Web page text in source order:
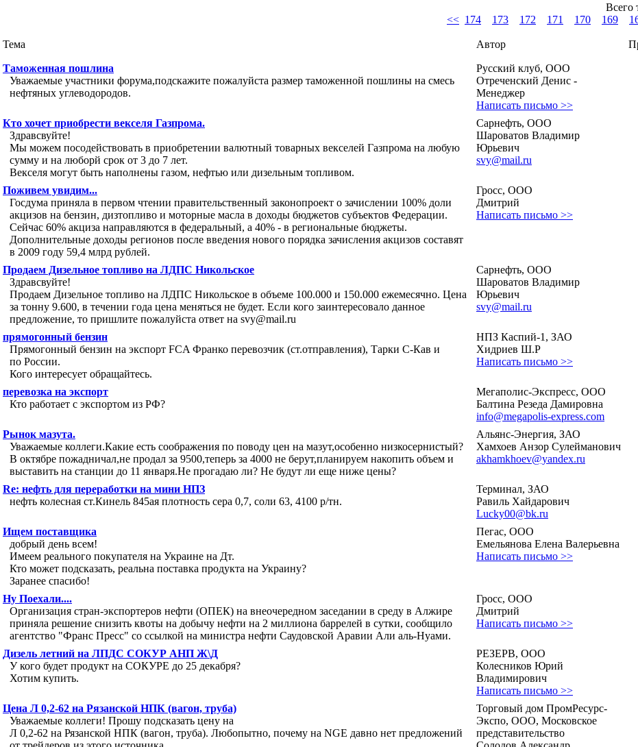
Всего
<< 174 173 172 171 170 169
Тема Автор
Таможенная пошлина
Уважаемые участники форума,подскажите пожалуйста размер таможенной пошлины на смесь
нефтяных углеводородов.
Русский клуб, ООО
Отреченский Денис -
Менеджер
Написать письмо >>
Кто хочет приобрести векселя Газпрома.
Здравсвуйте!
Мы можем посодействовать в приобретении валютный товарных векселей Газпрома на любую
сумму и на люборй срок от 3 до 7 лет.
Векселя могут быть наполнены газом, нефтью или дизельным топливом.
Сарнефть, ООО
Шароватов Владимир
Юрьевич
svy@mail.ru
Поживем увидим...
Госдума приняла в первом чтении правительственный законопроект о зачислении 100% доли
акцизов на бензин, дизтопливо и моторные масла в доходы бюджетов субъектов Федерации.
Сейчас 60% акциза направляются в федеральный, а 40% - в региональные бюджеты.
Дополнительные доходы регионов после введения нового порядка зачисления акцизов составят
в 2009 году 59,4 млрд рублей.
Гросс, ООО
Дмитрий
Написать письмо >>
Продаем Дизельное топливо на ЛДПС Никольское
Здравсвуйте!
Продаем Дизельное топливо на ЛДПС Никольское в объеме 100.000 и 150.000 ежемесячно. Цена
за тонну 9.600, в течении года цена меняться не будет. Если кого заинтересовало данное
предложение, то пришлите пожалуйста ответ на svy@mail.ru
Сарнефть, ООО
Шароватов Владимир
Юрьевич
svy@mail.ru
прямогонный бензин
Прямогонный бензин на экспорт FCA Франко перевозчик (ст.отправления), Тарки С-Кав и
по России.
Кого интересует обращайтесь.
НПЗ Каспий-1, ЗАО
Хидриев Ш.Р
Написать письмо >>
перевозка на экспорт
Кто работает с экспортом из РФ?
Мегаполис-Экспресс, ООО
Балтина Резеда Дамировна
info@megapolis-express.com
Рынок мазута.
Уважаемые коллеги.Какие есть соображения по поводу цен на мазут,особенно низкосернистый?
В октябре пожадничал,не продал за 9500,теперь за 4000 не берут,планируем накопить объем и
выставить на станции до 11 января.Не прогадаю ли? Не будут ли еще ниже цены?
Альянс-Энергия, ЗАО
Хамхоев Анзор Сулейманович
akhamkhoev@yandex.ru
Re: нефть для переработки на мини НПЗ
нефть колесная ст.Кинель 845ая плотность сера 0,7, соли 63, 4100 р/тн.
Терминал, ЗАО
Равиль Хайдарович
Lucky00@bk.ru
Ищем поставщика
добрый день всем!
Имеем реального покупателя на Украине на Дт.
Кто может подсказать, реальна поставка продукта на Украину?
Заранее спасибо!
Пегас, ООО
Емельянова Елена Валерьевна
Написать письмо >>
Ну Поехали....
Организация стран-экспортеров нефти (ОПЕК) на внеочередном заседании в среду в Алжире
приняла решение снизить квоты на добычу нефти на 2 миллиона баррелей в сутки, сообщило
агентство "Франс Пресс" со ссылкой на министра нефти Саудовской Аравии Али аль-Нуами.
Гросс, ООО
Дмитрий
Написать письмо >>
Дизель летний на ЛПДС СОКУР АНП Ж\Д
У кого будет продукт на СОКУРЕ до 25 декабря?
Хотим купить.
РЕЗЕРВ, ООО
Колесников Юрий
Владимирович
Написать письмо >>
Цена Л 0,2-62 на Рязанской НПК (вагон, труба)
Уважаемые коллеги! Прошу подсказать цену на
Л 0,2-62 на Рязанской НПК (вагон, труба). Любопытно, почему на NGE давно нет предложений
Торговый дом ПромРесурс-
Экспо, ООО, Московское
представительство